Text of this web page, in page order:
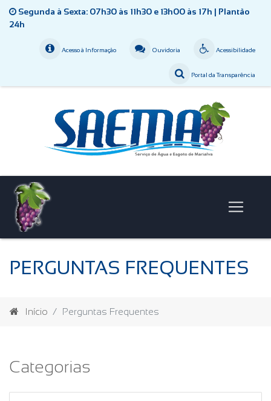
Segunda à Sexta: 07h30 às 11h30 e 13h00 às 17h | Plantão
24h
Acessibilidade
Ouvidoria
Acesso à Informação
Portal da Transparência
PERGUNTAS FREQUENTES
Início Perguntas Frequentes
Categorias